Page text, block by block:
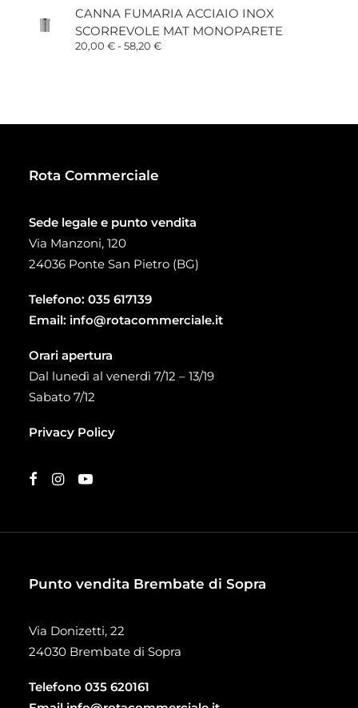
prezzo:
da
34,00 €
CANNA FUMARIA ACCIAIO INOX
SCORREVOLE MAT MONOPARETE
20,00 €-58,20 €Fascia
Rota Commerciale
Sede legale e punto vendita
Via Manzoni, 120
24036 Ponte San Pietro (BG)
Telefono: 035 617139
Email: info@rotacommerciale.it
Orari apertura
Dal lunedì al venerdì 7/12 – 13/19
Sabato 7/12
Privacy Policy
Punto vendita Brembate di Sopra
Via Donizetti, 22
24030 Brembate di Sopra
Telefono 035 620161